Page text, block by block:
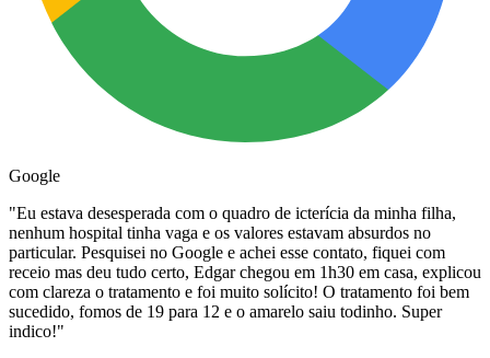
Google
"Eu estava desesperada com o quadro de icterícia da minha filha,
nenhum hospital tinha vaga e os valores estavam absurdos no
particular. Pesquisei no Google e achei esse contato, fiquei com
receio mas deu tudo certo, Edgar chegou em 1h30 em casa, explicou
com clareza o tratamento e foi muito solícito! O tratamento foi bem
sucedido, fomos de 19 para 12 e o amarelo saiu todinho. Super
indico!"